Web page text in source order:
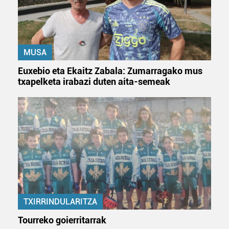
baliatzen gara. Ohar hau onartuz gero, teknologia hori
erabiltzeko baimen esplizitua ematen diguzu.Gehiago
irakurri
MUSA
Euxebio eta Ekaitz Zabala: Zumarragako mus
txapelketa irabazi duten aita-semeak
TXIRRINDULARITZA
Tourreko goierritarrak